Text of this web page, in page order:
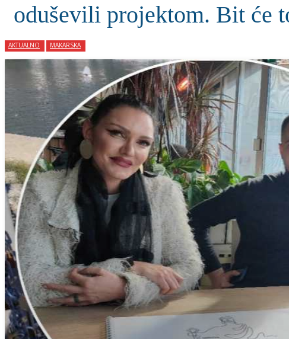
oduševili projektom. Bit će
AKTUALNO MAKARSKA